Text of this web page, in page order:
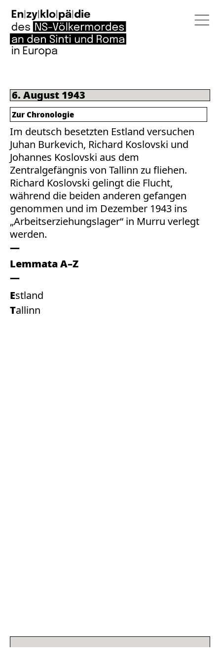
6. August 1943
Im deutsch besetzten Estland versuchen
Juhan Burkevich, Richard Koslovski und
Johannes Koslovski aus dem
Zentralgefängnis von Tallinn zu fliehen.
Richard Koslovski gelingt die Flucht,
während die beiden anderen gefangen
genommen und im Dezember 1943 ins
„Arbeitserziehungslager“ in Murru verlegt
werden.
Lemmata A–Z
Estland
Tallinn
Zur Chronologie